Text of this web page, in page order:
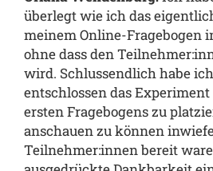
überlegt wie ich das
meinem Online-Fragebogen
ohne dass den
wird. Schlussendlich habe
entschlossen das Experiment
ersten Fragebogens zu
anschauen zu können
Teilnehmer:innen bereit